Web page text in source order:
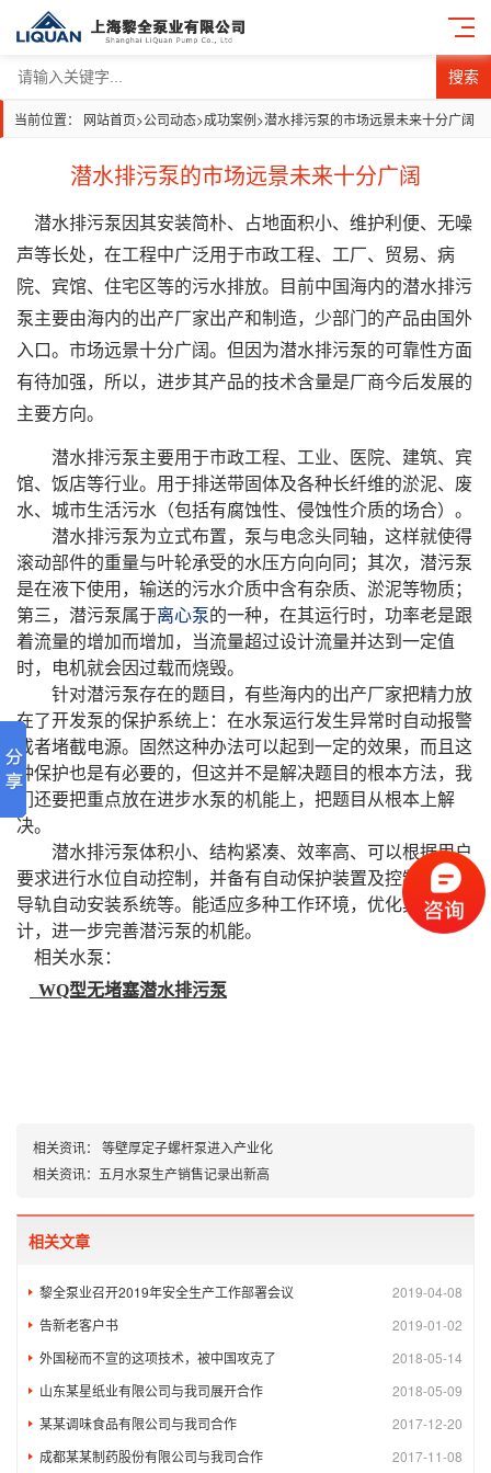
搜索
当前位置： 网站首页>公司动态>成功案例>潜水排污泵的市场远景未来十分广阔
潜水排污泵的市场远景未来十分广阔
潜水排污泵因其安装简朴、占地面积小、维护利便、无噪
声等长处，在工程中广泛用于市政工程、工厂、贸易、病
院、宾馆、住宅区等的污水排放。目前中国海内的潜水排污
泵主要由海内的出产厂家出产和制造，少部门的产品由国外
入口。市场远景十分广阔。但因为潜水排污泵的可靠性方面
有待加强，所以，进步其产品的技术含量是厂商今后发展的
主要方向。
潜水排污泵主要用于市政工程、工业、医院、建筑、宾
馆、饭店等行业。用于排送带固体及各种长纤维的淤泥、废
水、城市生活污水（包括有腐蚀性、侵蚀性介质的场合）。
潜水排污泵为立式布置，泵与电念头同轴，这样就使得
滚动部件的重量与叶轮承受的水压方向向同；其次，潜污泵
是在液下使用，输送的污水介质中含有杂质、淤泥等物质；
第三，潜污泵属于离心泵的一种，在其运行时，功率老是跟
着流量的增加而增加，当流量超过设计流量并达到一定值
时，电机就会因过载而烧毁。
针对潜污泵存在的题目，有些海内的出产厂家把精力放
在了开发泵的保护系统上：在水泵运行发生异常时自动报警
或者堵截电源。固然这种办法可以起到一定的效果，而且这
种保护也是有必要的，但这并不是解决题目的根本方法，我
们还要把重点放在进步水泵的机能上，把题目从根本上解
决。
潜水排污泵体积小、结构紧凑、效率高、可以根据用户
要求进行水位自动控制，并备有自动保护装置及控制柜，双
导轨自动安装系统等。能适应多种工作环境，优化其结构设
计，进一步完善潜污泵的机能。
相关水泵：
WQ型无堵塞潜水排污泵
相关资讯：
等壁厚定子螺杆泵进入产业化
相关资讯： 五月水泵生产销售记录出新高
相关文章
2019-04-08
黎全泵业召开2019年安全生产工作部署会议
2019-01-02
告新老客户书
2018-05-14
外国秘而不宣的这项技术，被中国攻克了
2018-05-09
山东某星纸业有限公司与我司展开合作
2017-12-20
某某调味食品有限公司与我司合作
2017-11-08
成都某某制药股份有限公司与我司合作